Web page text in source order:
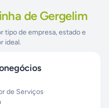
de Gergelim
tipo de empresa, estado e
ideal.
de Serviços·